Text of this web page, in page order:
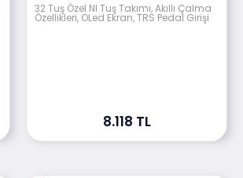
32 Tuş Özel NI Tuş Takımı, Akıllı Çalma
Özellikleri, OLed Ekran, TRS Pedal Girişi
8.118 TL